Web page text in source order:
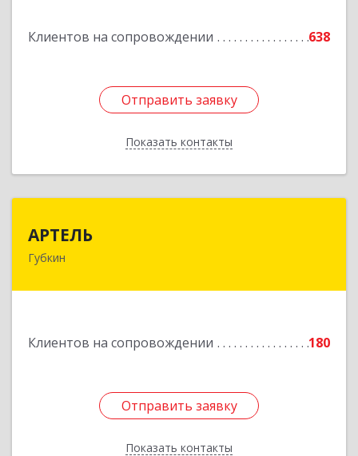
Клиентов на сопровождении 638
Отправить заявку
Показать контакты
Отправить заявку
Назад
АРТЕЛЬ
Губкин
Клиентов на сопровождении 180
Отправить заявку
Показать контакты
309181, Белгородская обл, Губкинский р-н,
Отправить заявку
Назад